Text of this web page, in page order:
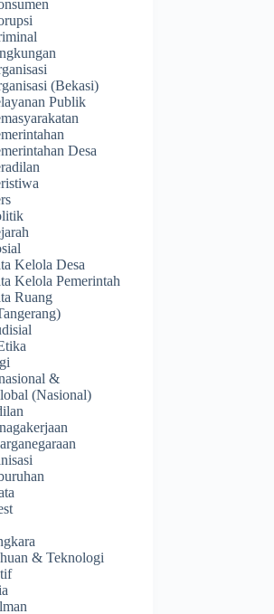
(Bekasi)
Publik
Desa
Kelola Desa
Kelola Pemerintah
Ruang
&
(Nasional)
& Teknologi